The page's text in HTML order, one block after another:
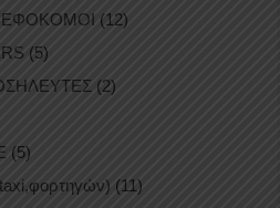
(12)
(5)
(2)
(5)
(11)